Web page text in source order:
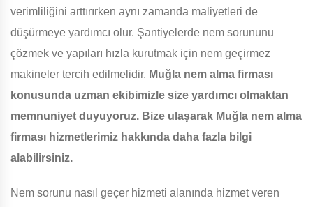
verimliliğini arttırırken aynı zamanda maliyetleri de
düşürmeye yardımcı olur. Şantiyelerde nem sorununu
çözmek ve yapıları hızla kurutmak için nem geçirmez
makineler tercih edilmelidir. Muğla nem alma firması
konusunda uzman ekibimizle size yardımcı olmaktan
memnuniyet duyuyoruz. Bize ulaşarak Muğla nem alma
firması hizmetlerimiz hakkında daha fazla bilgi
alabilirsiniz.
Nem sorunu nasıl geçer hizmeti alanında hizmet veren